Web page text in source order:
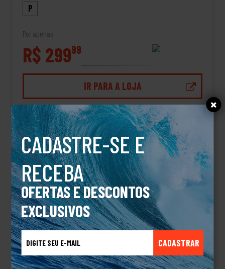
CADASTRE-SE E
RECEBA
OFERTAS E DESCONTOS
EXCLUSIVOS
CADASTRAR
P
Por apenas
R$ 29999
IR PARA A LOJA
DESCRIÇÃO
BONE QK CHROME THREE LOGO
TALVEZ VOCÊ TAMBÉM GOSTE